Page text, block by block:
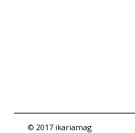
© 2017 ikariamag